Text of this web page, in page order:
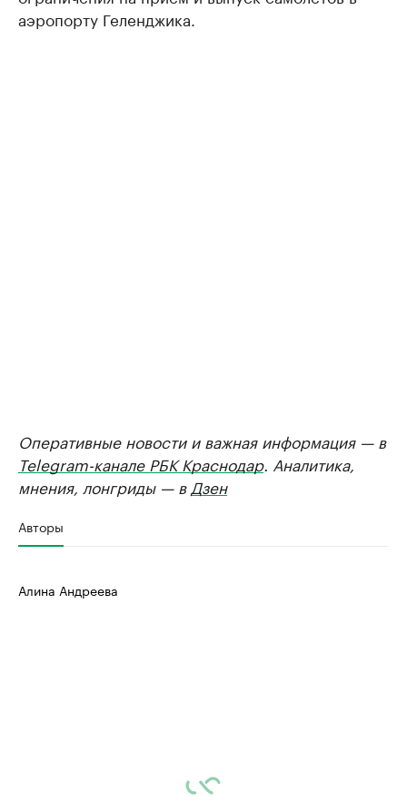
аэропорту Геленджика.
Оперативные новости и важная информация — в
Telegram-канале РБК Краснодар. Аналитика,
мнения, лонгриды — в Дзен
Авторы
Алина Андреева